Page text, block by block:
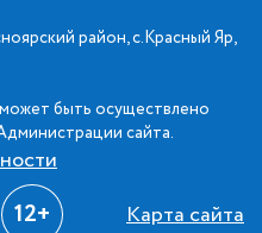
район, с.Красный Яр,
быть осуществлено
сайта.
12+ Карта сайта